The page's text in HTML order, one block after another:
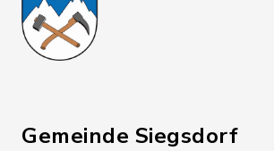
Gemeinde Siegsdorf